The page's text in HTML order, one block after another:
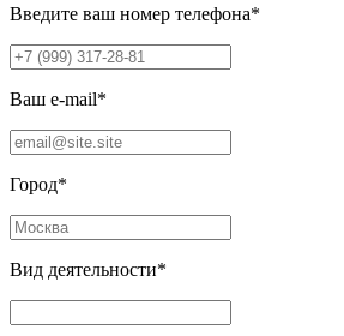
Введите ваш номер телефона*
Ваш e-mail*
Город*
Вид деятельности*